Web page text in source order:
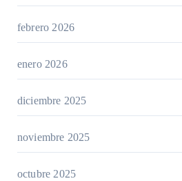
febrero 2026
enero 2026
diciembre 2025
noviembre 2025
octubre 2025